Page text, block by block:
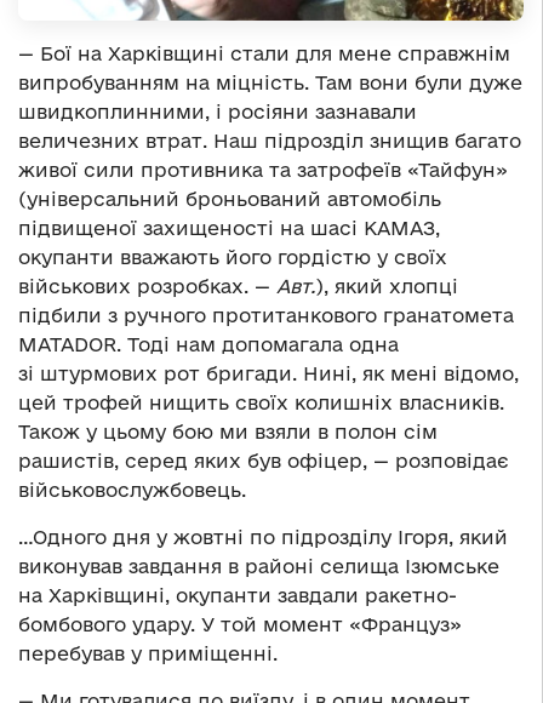
— Бої на Харківщині стали для мене справжнім
випробуванням на міцність. Там вони були дуже
швидкоплинними, і росіяни зазнавали
величезних втрат. Наш підрозділ знищив багато
живої сили противника та затрофеїв «Тайфун»
(універсальний броньований автомобіль
підвищеної захищеності на шасі КАМАЗ,
окупанти вважають його гордістю у своїх
військових розробках. — Авт.), який хлопці
підбили з ручного протитанкового гранатомета
MATADOR. Тоді нам допомагала одна
зі штурмових рот бригади. Нині, як мені відомо,
цей трофей нищить своїх колишніх власників.
Також у цьому бою ми взяли в полон сім
рашистів, серед яких був офіцер, — розповідає
військовослужбовець.
…Одного дня у жовтні по підрозділу Ігоря, який
виконував завдання в районі селища Ізюмське
на Харківщині, окупанти завдали ракетно-
бомбового удару. У той момент «Француз»
перебував у приміщенні.